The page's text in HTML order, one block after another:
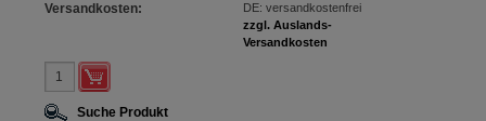
Versandkosten:
DE: versandkostenfrei
zzgl. Auslands-
Versandkosten
Suche Produkt